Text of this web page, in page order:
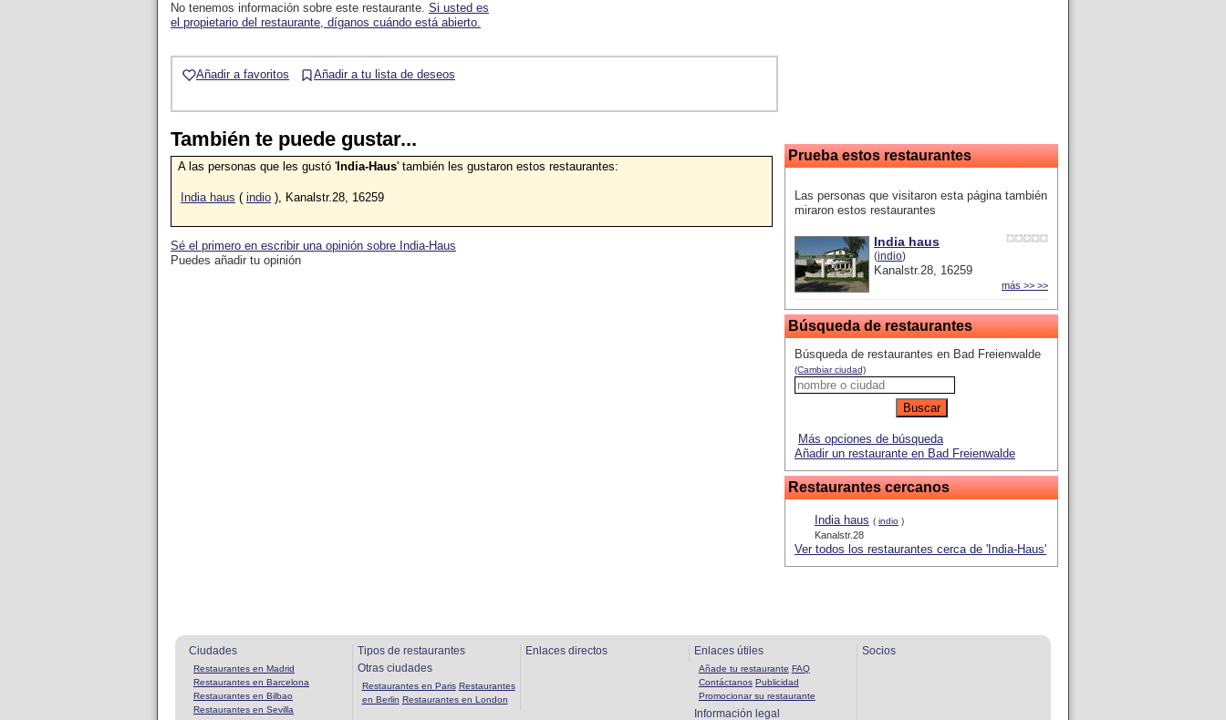
Prueba estos restaurantes
Las personas que visitaron esta página también
miraron estos restaurantes
India haus
(indio)
Kanalstr.28, 16259
más >> >>
Búsqueda de restaurantes
Búsqueda de restaurantes en Bad Freienwalde
(Cambiar ciudad)
Más opciones de búsqueda
Añadir un restaurante en Bad Freienwalde
Restaurantes cercanos
India haus ( indio )
Kanalstr.28
Ver todos los restaurantes cerca de 'India-Haus'
No tenemos información sobre este restaurante. Si usted es
el propietario del restaurante, díganos cuándo está abierto.
Añadir a favoritos Añadir a tu lista de deseos
También te puede gustar...
A las personas que les gustó 'India-Haus' también les gustaron estos restaurantes:
India haus ( indio ), Kanalstr.28, 16259
Sé el primero en escribir una opinión sobre India-Haus
Puedes añadir tu opinión
Ciudades
Restaurantes en Madrid
Restaurantes en Barcelona
Restaurantes en Bilbao
Restaurantes en Sevilla
Tipos de restaurantes
Otras ciudades
Restaurantes en Paris Restaurantes
en Berlin Restaurantes en London
Enlaces directos Enlaces útiles
Añade tu restaurante FAQ
Contáctanos Publicidad
Promocionar su restaurante
Información legal
Socios